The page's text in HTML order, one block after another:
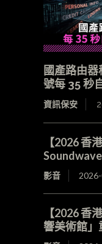
國產路由
號每 35 秒
資訊保安
【2026 香
影音
【2026 香
響美術館」